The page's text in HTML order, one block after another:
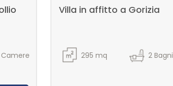
Camere
Villa in affitto a Gorizia
295 mq 2 Bagni